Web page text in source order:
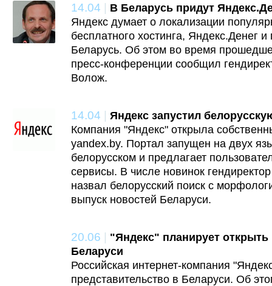
14.04 | В Беларусь придут
Яндекс думает о локализации
бесплатного хостинга, Яндекс.Денег
Беларусь. Об этом во время
пресс-конференции сообщил
Волож.
14.04 | Яндекс запустил
Компания "Яндекс" открыла
yandex.by. Портал запущен на двух
белорусском и предлагает
сервисы. В числе новинок
назвал белорусский поиск с
выпуск новостей Беларуси.
20.06 | "Яндекс" планирует открыть
Беларуси
Российская интернет-компания
представительство в Беларуси. Об